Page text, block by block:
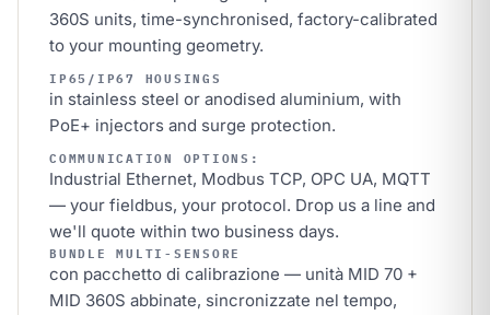
360S units, time-synchronised, factory-calibrated
to your mounting geometry.
IP65/IP67 HOUSINGS
in stainless steel or anodised aluminium, with
PoE+ injectors and surge protection.
COMMUNICATION OPTIONS:
Industrial Ethernet, Modbus TCP, OPC UA, MQTT
— your fieldbus, your protocol. Drop us a line and
we'll quote within two business days.
BUNDLE MULTI-SENSORE
con pacchetto di calibrazione — unità MID 70 +
MID 360S abbinate, sincronizzate nel tempo,